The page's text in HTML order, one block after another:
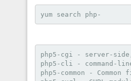
yum search php-
php5-cgi - server-side,
php5-cli - command-
php5-common -